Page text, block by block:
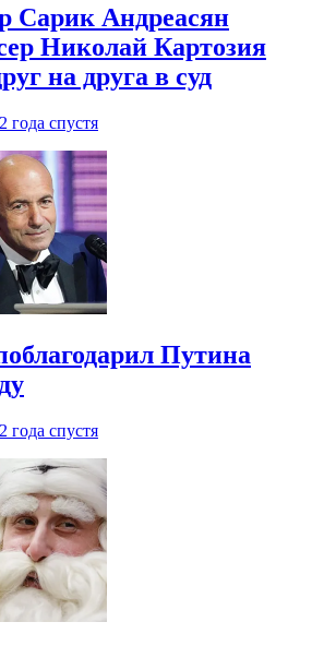
Сарик Андреасян
Николай Картозия
на друга в суд
2 года спустя
Путина
2 года спустя